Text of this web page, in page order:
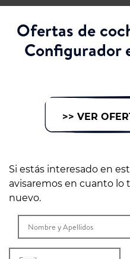
Ofertas de
Configurador
>> VER
Si estás interesado en
avisaremos en cuanto
nuevo.